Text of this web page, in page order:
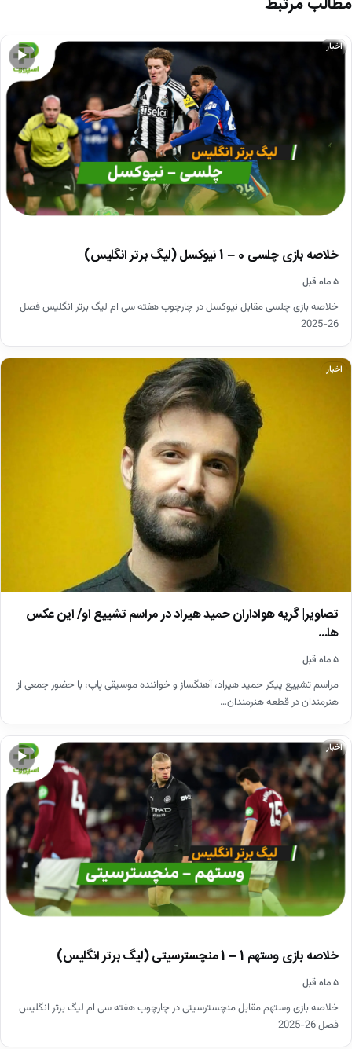
▶
اخبار
خلاصه بازی چلسی 0 – 1 نیوکسل (لیگ برتر انگلیس)
۵ ماه قبل
خلاصه بازی چلسی مقابل نیوکسل در چارچوب هفته سی ام لیگ برتر انگلیس فصل
26-2025
اخبار
تصاویر| گریه هواداران حمید هیراد در مراسم تشییع او/ این عکس
ها…
۵ ماه قبل
مراسم تشییع پیکر حمید هیراد، آهنگساز و خواننده موسیقی پاپ، با حضور جمعی از
هنرمندان در قطعه هنرمندان…
▶
اخبار
خلاصه بازی وستهم 1 – 1 منچسترسیتی (لیگ برتر انگلیس)
۵ ماه قبل
خلاصه بازی وستهم مقابل منچسترسیتی در چارچوب هفته سی ام لیگ برتر انگلیس
فصل 26-2025